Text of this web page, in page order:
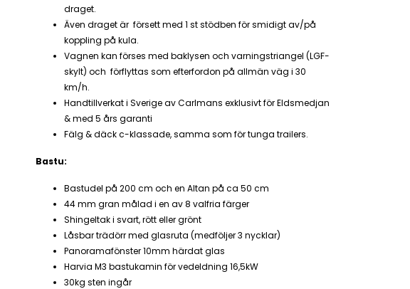
draget.
Även draget är försett med 1 st stödben för smidigt av/på
koppling på kula.
Vagnen kan förses med baklysen och varningstriangel (LGF-
skylt) och förflyttas som efterfordon på allmän väg i 30
km/h.
Handtillverkat i Sverige av Carlmans exklusivt för Eldsmedjan
& med 5 års garanti
Fälg & däck c-klassade, samma som för tunga trailers.
Bastu:
Bastudel på 200 cm och en Altan på ca 50 cm
44 mm gran målad i en av 8 valfria färger
Shingeltak i svart, rött eller grönt
Låsbar trädörr med glasruta (medföljer 3 nycklar)
Panoramafönster 10mm härdat glas
Harvia M3 bastukamin för vedeldning 16,5kW
30kg sten ingår